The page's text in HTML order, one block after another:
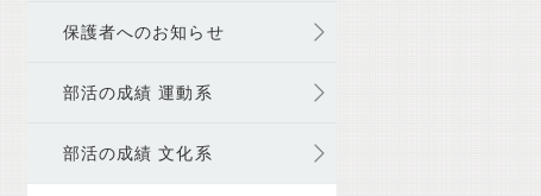
保護者へのお知らせ
部活の成績 運動系
部活の成績 文化系